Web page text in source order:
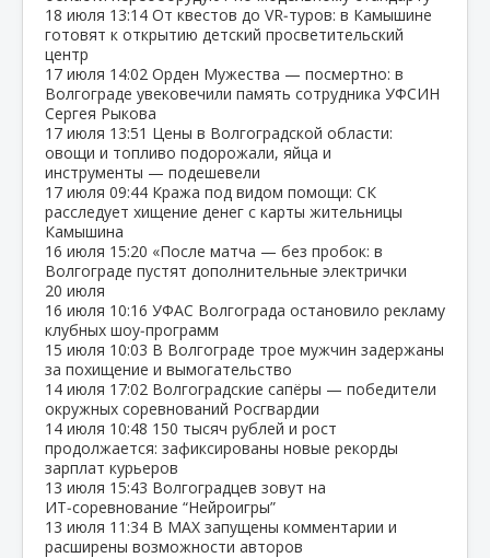
18 июля 13:14 От квестов до VR‑туров: в Камышине
готовят к открытию детский просветительский
центр
17 июля 14:02 Орден Мужества — посмертно: в
Волгограде увековечили память сотрудника УФСИН
Сергея Рыкова
17 июля 13:51 Цены в Волгоградской области:
овощи и топливо подорожали, яйца и
инструменты — подешевели
17 июля 09:44 Кража под видом помощи: СК
расследует хищение денег с карты жительницы
Камышина
16 июля 15:20 «После матча — без пробок: в
Волгограде пустят дополнительные электрички
20 июля
16 июля 10:16 УФАС Волгограда остановило рекламу
клубных шоу‑программ
15 июля 10:03 В Волгограде трое мужчин задержаны
за похищение и вымогательство
14 июля 17:02 Волгоградские сапёры — победители
окружных соревнований Росгвардии
14 июля 10:48 150 тысяч рублей и рост
продолжается: зафиксированы новые рекорды
зарплат курьеров
13 июля 15:43 Волгоградцев зовут на
ИТ‑соревнование “Нейроигры”
13 июля 11:34 В МАХ запущены комментарии и
расширены возможности авторов